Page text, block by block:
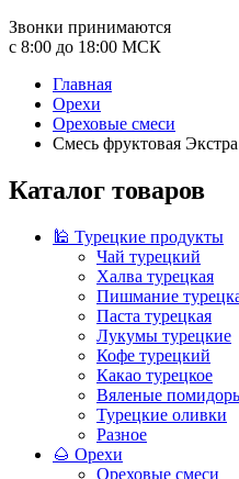
Звонки принимаются
с 8:00 до 18:00 МСК
Главная
Орехи
Ореховые смеси
Смесь фруктовая Экстра
Каталог товаров
🕌 Турецкие продукты
Чай турецкий
Халва турецкая
Пишмание
Паста турецкая
Лукумы турецкие
Кофе турецкий
Какао турецкое
Вяленые
Турецкие оливки
Разное
🌰 Орехи
Ореховые смеси